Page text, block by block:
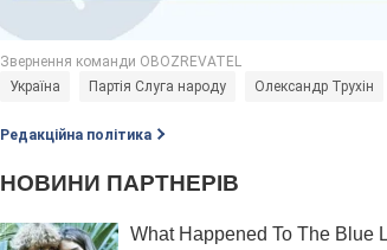
Україна Партія Слуга народу Олександр Трухін
Редакційна політика